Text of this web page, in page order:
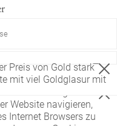
notwendige
Website navigieren,
Internet Browsers zu
Preis von Gold stark
mit viel Goldglasur mit